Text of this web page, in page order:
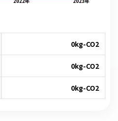
0kg-CO2
0kg-CO2
0kg-CO2